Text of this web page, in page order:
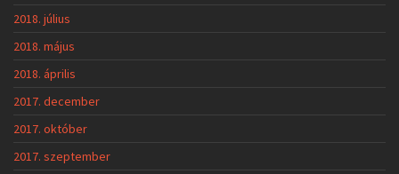
2018. július
2018. május
2018. április
2017. december
2017. október
2017. szeptember